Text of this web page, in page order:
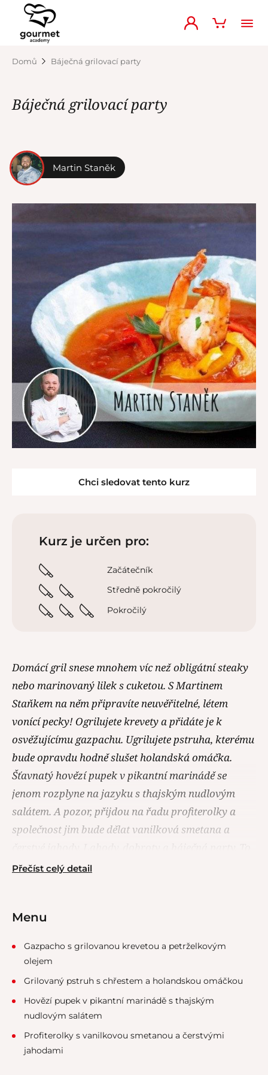
Domů Báječná grilovací party
Báječná grilovací party
Martin Staněk
Chci sledovat tento kurz
Kurz je určen pro:
Začátečník
Středně pokročilý
Pokročilý
Domácí gril snese mnohem víc než obligátní steaky
nebo marinovaný lilek s cuketou. S Martinem
Staňkem na něm připravíte neuvěřitelné, létem
vonící pecky! Ogrilujete krevety a přidáte je k
osvěžujícímu gazpachu. Ugrilujete pstruha, kterému
bude opravdu hodně slušet holandská omáčka.
Šťavnatý hovězí pupek v pikantní marinádě se
jenom rozplyne na jazyku s thajským nudlovým
salátem. A pozor, přijdou na řadu profiterolky a
společnost jim bude dělat vanilková smetana a
si nemůžete nechat ujít!
Přečíst celý detail
Menu
Gazpacho s grilovanou krevetou a petrželkovým
olejem
Grilovaný pstruh s chřestem a holandskou omáčkou
Hovězí pupek v pikantní marinádě s thajským
nudlovým salátem
Profiterolky s vanilkovou smetanou a čerstvými
jahodami